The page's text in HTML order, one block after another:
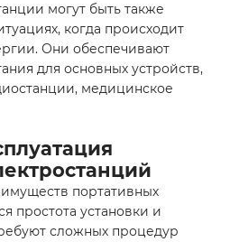
могут быть также
когда происходит
Они обеспечивают
для основных устройств,
медицинское
портативных
простота установки и
сложных процедур